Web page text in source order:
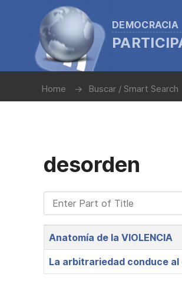
Home Buscar / Smart Search
desorden
Enter Part of Title
Title
Anatomía de la VIOLENCIA
La arbitrariedad conduce al